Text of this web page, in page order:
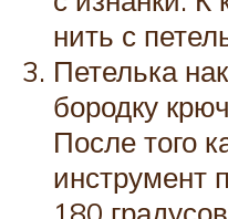
нить с
Петелька
бородку
После того
инструмент